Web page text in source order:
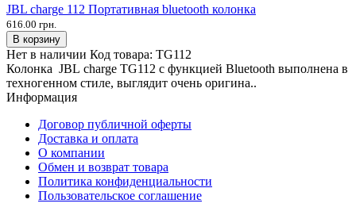
JBL charge 112 Портативная bluetooth колонка
616.00 грн.
В корзину
Нет в наличии Код товара: TG112
Колонка JBL charge TG112 с функцией Bluetooth выполнена в
техногенном стиле, выглядит очень оригина..
Информация
Договор публичной оферты
Доставка и оплата
О компании
Обмен и возврат товара
Политика конфиденциальности
Пользовательское соглашение